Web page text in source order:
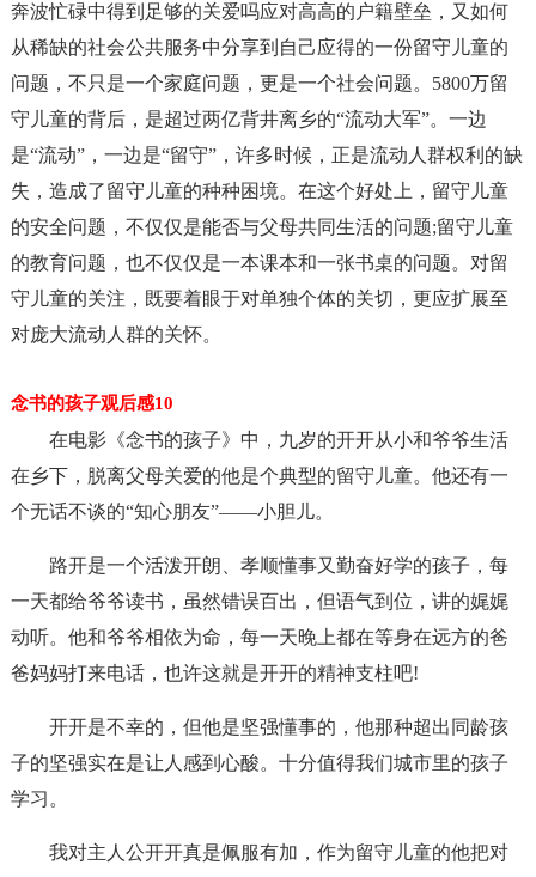
奔波忙碌中得到足够的关爱吗应对高高的户籍壁垒，又如何
从稀缺的社会公共服务中分享到自己应得的一份留守儿童的
问题，不只是一个家庭问题，更是一个社会问题。5800万留
守儿童的背后，是超过两亿背井离乡的“流动大军”。一边
是“流动”，一边是“留守”，许多时候，正是流动人群权利的缺
失，造成了留守儿童的种种困境。在这个好处上，留守儿童
的安全问题，不仅仅是能否与父母共同生活的问题;留守儿童
的教育问题，也不仅仅是一本课本和一张书桌的问题。对留
守儿童的关注，既要着眼于对单独个体的关切，更应扩展至
对庞大流动人群的关怀。
念书的孩子观后感10
在电影《念书的孩子》中，九岁的开开从小和爷爷生活
在乡下，脱离父母关爱的他是个典型的留守儿童。他还有一
个无话不谈的“知心朋友”――小胆儿。
路开是一个活泼开朗、孝顺懂事又勤奋好学的孩子，每
一天都给爷爷读书，虽然错误百出，但语气到位，讲的娓娓
动听。他和爷爷相依为命，每一天晚上都在等身在远方的爸
爸妈妈打来电话，也许这就是开开的精神支柱吧!
开开是不幸的，但他是坚强懂事的，他那种超出同龄孩
子的坚强实在是让人感到心酸。十分值得我们城市里的孩子
学习。
我对主人公开开真是佩服有加，作为留守儿童的他把对